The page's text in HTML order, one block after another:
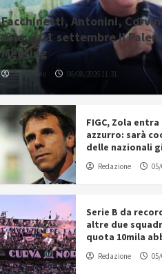
Facchinetti, Antonini,
solo: il 21 settembre il
Meeting
Redazione 06/08/2026 11:31
FIGC, Zola
azzurro: sarà
delle nazionali
Redazione
Serie B da
altre due
quota 10mila
Redazione